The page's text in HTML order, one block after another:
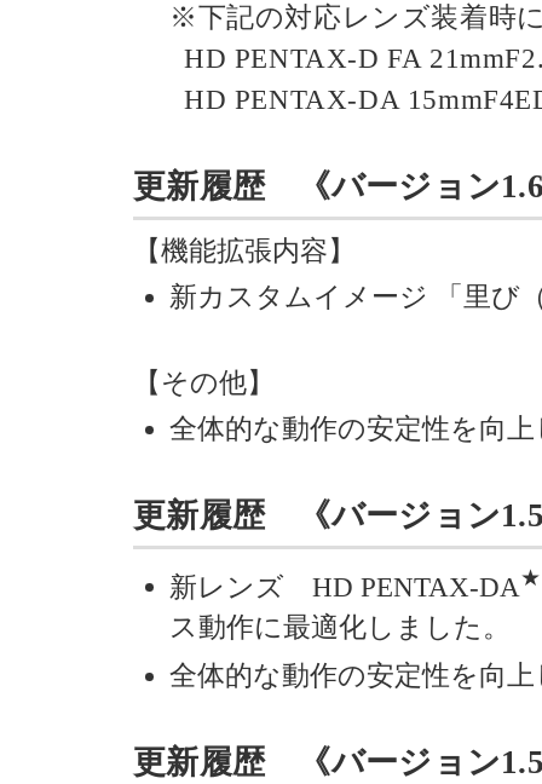
※下記の対応レンズ装着時
HD PENTAX-D FA
HD PENTAX-DA
更新履歴 《バージョン
【機能拡張内容】
新カスタムイメージ 「里び
【その他】
全体的な動作の安定性を向
更新履歴 《バージョン
新レンズ HD PENTAX-DA★
ス動作に最適化しました。
全体的な動作の安定性を向
更新履歴 《バージョン